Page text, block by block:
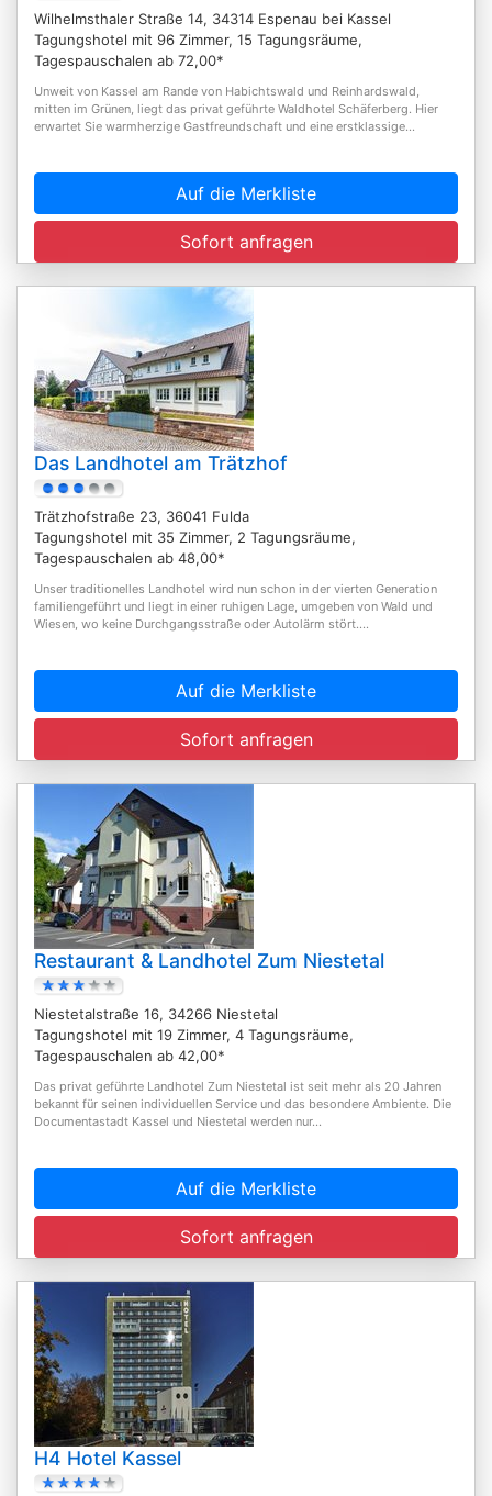
Wilhelmsthaler Straße 14, 34314 Espenau bei Kassel
Tagungshotel mit 96 Zimmer, 15 Tagungsräume,
Tagespauschalen ab 72,00*
Unweit von Kassel am Rande von Habichtswald und Reinhardswald,
mitten im Grünen, liegt das privat geführte Waldhotel Schäferberg. Hier
erwartet Sie warmherzige Gastfreundschaft und eine erstklassige...
Auf die Merkliste
Sofort anfragen
Das Landhotel am Trätzhof
Trätzhofstraße 23, 36041 Fulda
Tagungshotel mit 35 Zimmer, 2 Tagungsräume,
Tagespauschalen ab 48,00*
Unser traditionelles Landhotel wird nun schon in der vierten Generation
familiengeführt und liegt in einer ruhigen Lage, umgeben von Wald und
Wiesen, wo keine Durchgangsstraße oder Autolärm stört....
Auf die Merkliste
Sofort anfragen
Restaurant & Landhotel Zum Niestetal
Niestetalstraße 16, 34266 Niestetal
Tagungshotel mit 19 Zimmer, 4 Tagungsräume,
Tagespauschalen ab 42,00*
Das privat geführte Landhotel Zum Niestetal ist seit mehr als 20 Jahren
bekannt für seinen individuellen Service und das besondere Ambiente. Die
Documentastadt Kassel und Niestetal werden nur...
Auf die Merkliste
Sofort anfragen
H4 Hotel Kassel